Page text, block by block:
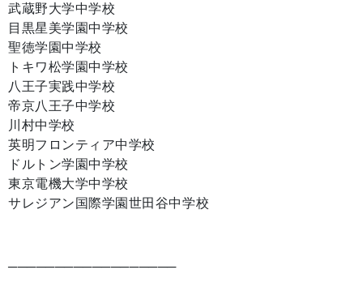
武蔵野大学中学校
目黒星美学園中学校
聖徳学園中学校
トキワ松学園中学校
八王子実践中学校
帝京八王子中学校
川村中学校
英明フロンティア中学校
ドルトン学園中学校
東京電機大学中学校
サレジアン国際学園世田谷中学校
──────────────────